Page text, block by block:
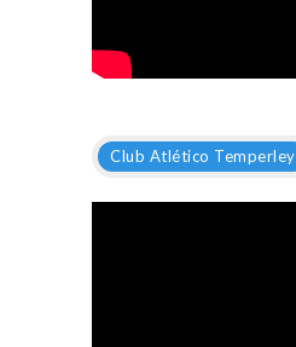
Club Atlético Temperley